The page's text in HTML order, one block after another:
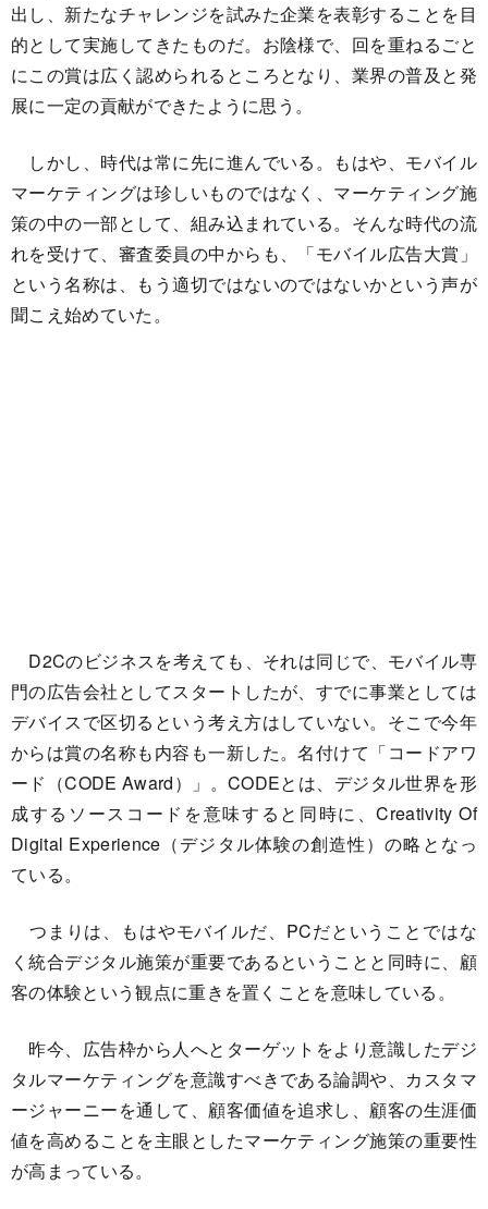
出し、新たなチャレンジを試みた企業を表彰することを目
的として実施してきたものだ。お陰様で、回を重ねるごと
にこの賞は広く認められるところとなり、業界の普及と発
展に一定の貢献ができたように思う。
しかし、時代は常に先に進んでいる。もはや、モバイル
マーケティングは珍しいものではなく、マーケティング施
策の中の一部として、組み込まれている。そんな時代の流
れを受けて、審査委員の中からも、「モバイル広告大賞」
という名称は、もう適切ではないのではないかという声が
聞こえ始めていた。
D2Cのビジネスを考えても、それは同じで、モバイル専
門の広告会社としてスタートしたが、すでに事業としては
デバイスで区切るという考え方はしていない。そこで今年
からは賞の名称も内容も一新した。名付けて「コードアワ
ード（CODE Award）」。CODEとは、デジタル世界を形
成するソースコードを意味すると同時に、Creativity Of
Digital Experience（デジタル体験の創造性）の略となっ
ている。
つまりは、もはやモバイルだ、PCだということではな
く統合デジタル施策が重要であるということと同時に、顧
客の体験という観点に重きを置くことを意味している。
昨今、広告枠から人へとターゲットをより意識したデジ
タルマーケティングを意識すべきである論調や、カスタマ
ージャーニーを通して、顧客価値を追求し、顧客の生涯価
値を高めることを主眼としたマーケティング施策の重要性
が高まっている。